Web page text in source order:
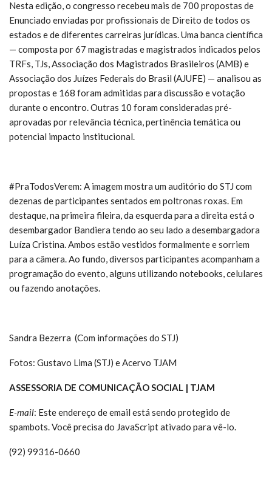
Nesta edição, o congresso recebeu mais de 700 propostas de
Enunciado enviadas por profissionais de Direito de todos os
estados e de diferentes carreiras jurídicas. Uma banca científica
— composta por 67 magistradas e magistrados indicados pelos
TRFs, TJs, Associação dos Magistrados Brasileiros (AMB) e
Associação dos Juízes Federais do Brasil (AJUFE) — analisou as
propostas e 168 foram admitidas para discussão e votação
durante o encontro. Outras 10 foram consideradas pré-
aprovadas por relevância técnica, pertinência temática ou
potencial impacto institucional.
#PraTodosVerem: A imagem mostra um auditório do STJ com
dezenas de participantes sentados em poltronas roxas. Em
destaque, na primeira fileira, da esquerda para a direita está o
desembargador Bandiera tendo ao seu lado a desembargadora
Luíza Cristina. Ambos estão vestidos formalmente e sorriem
para a câmera. Ao fundo, diversos participantes acompanham a
programação do evento, alguns utilizando notebooks, celulares
ou fazendo anotações.
Sandra Bezerra (Com informações do STJ)
Fotos: Gustavo Lima (STJ) e Acervo TJAM
ASSESSORIA DE COMUNICAÇÃO SOCIAL | TJAM
E-mail: Este endereço de email está sendo protegido de
spambots. Você precisa do JavaScript ativado para vê-lo.
(92) 99316-0660